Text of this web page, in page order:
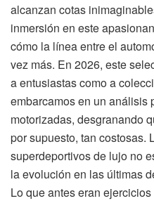
alcanzan cotas
inmersión en este
cómo la línea entre el
vez más. En 2026, este
a entusiastas como a
embarcamos en un análisis
motorizadas, desgranando
por supuesto, tan costosas.
superdeportivos de lujo no
la evolución en las últimas
Lo que antes eran